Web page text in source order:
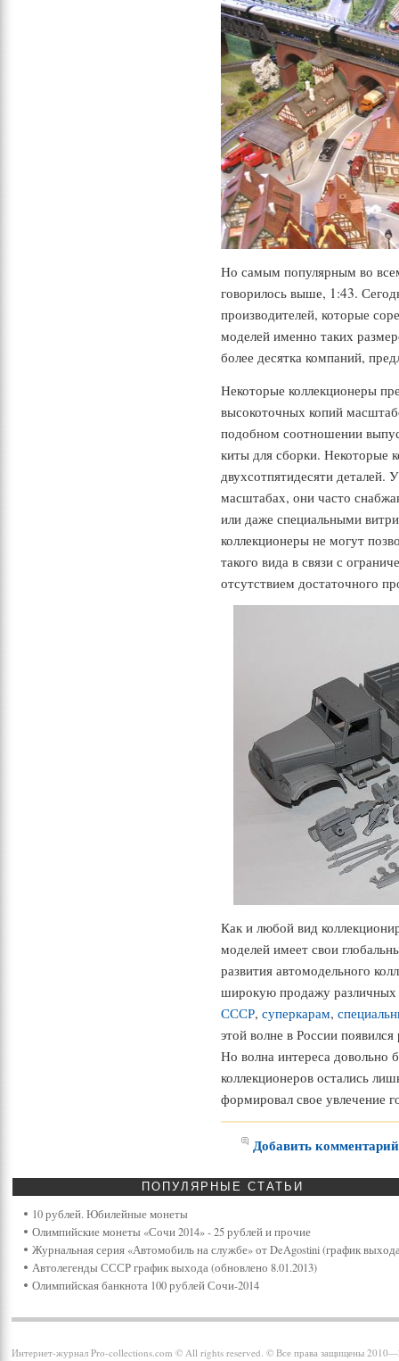
Но самым популярным во
говорилось выше, 1:43.
производителей, которые
моделей именно таких
более десятка компаний,
Некоторые коллекционеры
высокоточных копий
подобном соотношении
киты для сборки. Некоторые
двухсотпятидесяти деталей.
масштабах, они часто
или даже специальными
коллекционеры не могут
такого вида в связи с
отсутствием достаточного
Как и любой вид
моделей имеет свои
развития автомодельного
широкую продажу
СССР,суперкарам,
этой волне в России
Но волна интереса довольно
коллекционеров остались
формировал свое увлечение
Добавить комментарий
ПОПУЛЯРНЫЕ СТАТЬИ
10 рублей. Юбилейные монеты
Олимпийские монеты «Сочи 2014» - 25 рублей и прочие
Журнальная серия «Автомобиль на службе» от DeAgostini (график
Автолегенды СССР график выхода (обновлено 8.01.2013)
Олимпийская банкнота 100 рублей Сочи-2014
Интернет-журнал Pro-collections.com © All rights reserved. © Все права защищены